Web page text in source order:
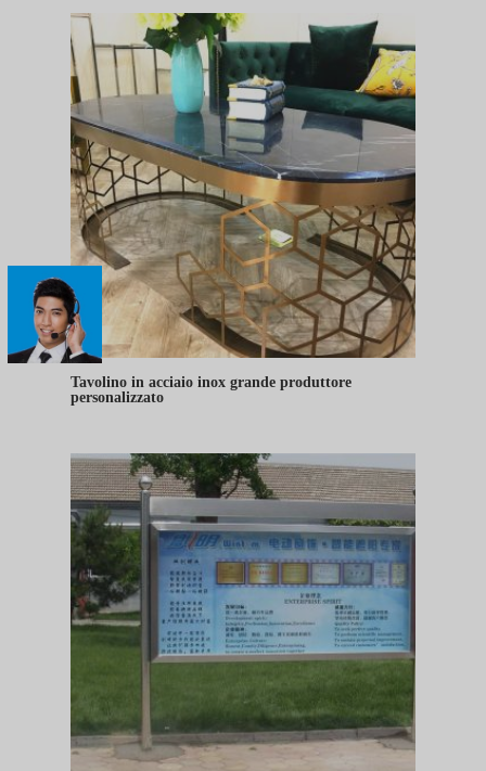
Tavolino in acciaio inox grande produttore
personalizzato